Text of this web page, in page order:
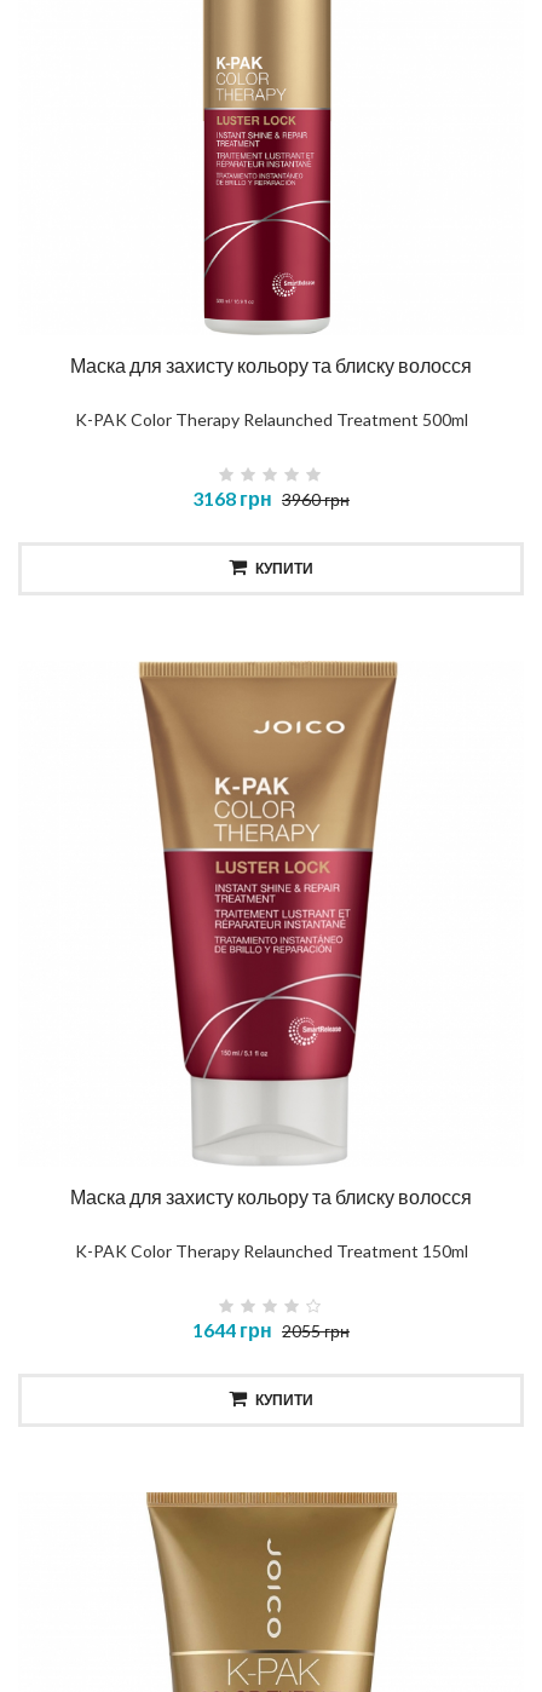
Маска для захисту кольору та блиску волосся
K-PAK Color Therapy Relaunched Treatment 500ml
3168 грн 3960 грн
КУПИТИ
Маска для захисту кольору та блиску волосся
K-PAK Color Therapy Relaunched Treatment 150ml
1644 грн 2055 грн
КУПИТИ